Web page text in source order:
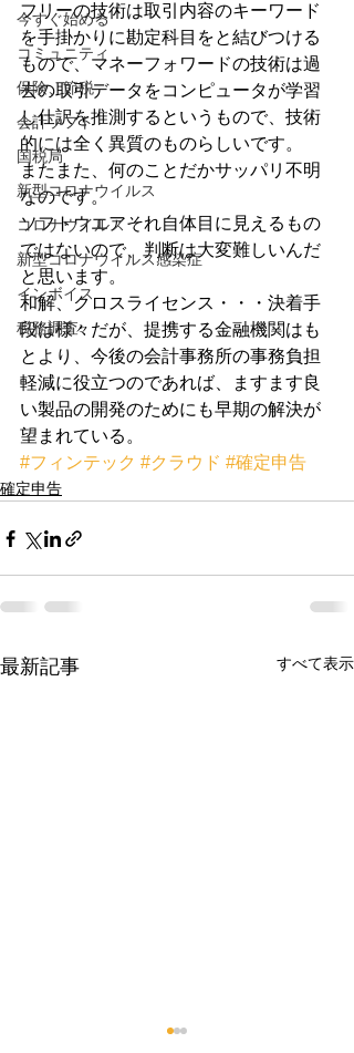
今すぐ始める
コミュニティ
保険、節税
会計ソフト
国税局
新型コロナウイルス
コロナウイルス
新型コロナウイルス感染症
インボイス
税務調査
フリーの技術は取引内容のキーワード
を手掛かりに勘定科目をと結びつける
もので、マネーフォワードの技術は過
去の取引データをコンピュータが学習
し仕訳を推測するというもので、技術
的には全く異質のものらしいです。
またまた、何のことだかサッパリ不明
なのです。
ソフトウエアそれ自体目に見えるもの
ではないので、判断は大変難しいんだ
と思います。
和解、クロスライセンス・・・決着手
段は様々だが、提携する金融機関はも
とより、今後の会計事務所の事務負担
軽減に役立つのであれば、ますます良
い製品の開発のためにも早期の解決が
望まれている。
#フィンテック #クラウド #確定申告
確定申告
最新記事 すべて表示